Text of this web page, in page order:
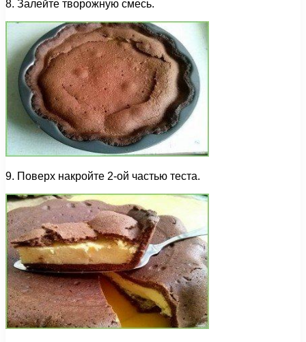
8. Залейте творожную смесь.
9. Поверх накройте 2-ой частью теста.